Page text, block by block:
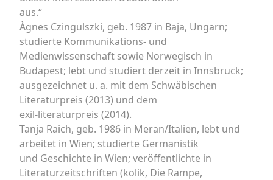
aus.“
Àgnes Czingulszki, geb. 1987 in Baja, Ungarn;
studierte Kommunikations- und
Medienwissenschaft sowie Norwegisch in
Budapest; lebt und studiert derzeit in Innsbruck;
ausgezeichnet u. a. mit dem Schwäbischen
Literaturpreis (2013) und dem
exil-literaturpreis (2014).
Tanja Raich, geb. 1986 in Meran/Italien, lebt und
arbeitet in Wien; studierte Germanistik
und Geschichte in Wien; veröffentlichte in
Literaturzeitschriften (kolik, Die Rampe,